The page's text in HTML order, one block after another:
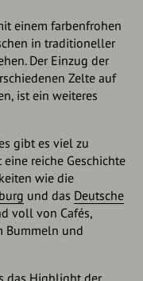
einem farbenfrohen
in traditioneller
Der Einzug der
Zelte auf
ist ein weiteres
gibt es viel zu
reiche Geschichte
wie die
und das Deutsche
voll von Cafés,
Bummeln und
das Highlight der